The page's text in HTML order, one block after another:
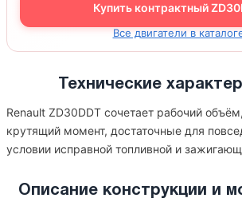
Купить контрактный
Все двигатели в
Технические
Renault ZD30DDT сочетает рабочий
крутящий момент, достаточные для
условии исправной топливной и
Описание конструкции и